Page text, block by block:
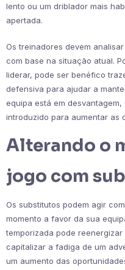
lento ou um driblador mais
apertada.
Os treinadores devem
com base na situação atual.
liderar, pode ser benéfico
defensiva para ajudar a
equipa está em
introduzido para aumentar as
Alterando o
jogo com
Os substitutos podem agir
momento a favor da sua
temporizada pode
capitalizar a fadiga de um
um aumento das